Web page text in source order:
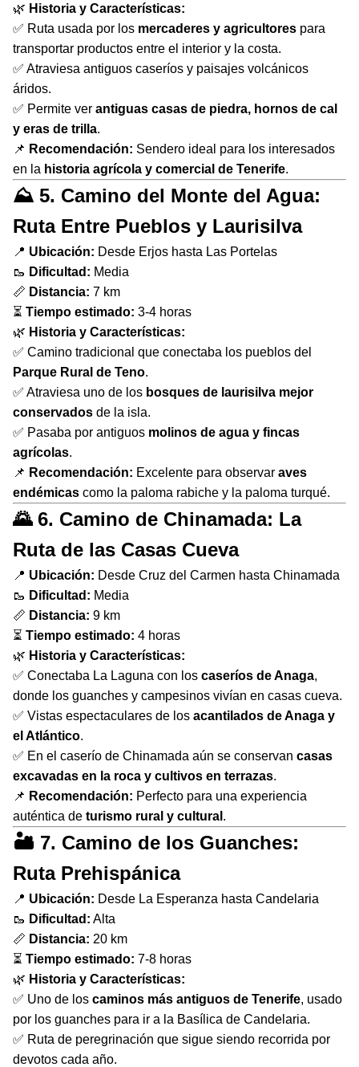
🌿 Historia y Características:
✅ Ruta usada por los mercaderes y agricultores para
transportar productos entre el interior y la costa.
✅ Atraviesa antiguos caseríos y paisajes volcánicos
áridos.
✅ Permite ver antiguas casas de piedra, hornos de cal
y eras de trilla.
📌 Recomendación: Sendero ideal para los interesados
en la historia agrícola y comercial de Tenerife.
⛰ 5. Camino del Monte del Agua:
Ruta Entre Pueblos y Laurisilva
📍 Ubicación: Desde Erjos hasta Las Portelas
🥾 Dificultad: Media
📏 Distancia: 7 km
⏳ Tiempo estimado: 3-4 horas
🌿 Historia y Características:
✅ Camino tradicional que conectaba los pueblos del
Parque Rural de Teno.
✅ Atraviesa uno de los bosques de laurisilva mejor
conservados de la isla.
✅ Pasaba por antiguos molinos de agua y fincas
agrícolas.
📌 Recomendación: Excelente para observar aves
endémicas como la paloma rabiche y la paloma turqué.
🌄 6. Camino de Chinamada: La
Ruta de las Casas Cueva
📍 Ubicación: Desde Cruz del Carmen hasta Chinamada
🥾 Dificultad: Media
📏 Distancia: 9 km
⏳ Tiempo estimado: 4 horas
🌿 Historia y Características:
✅ Conectaba La Laguna con los caseríos de Anaga,
donde los guanches y campesinos vivían en casas cueva.
✅ Vistas espectaculares de los acantilados de Anaga y
el Atlántico.
✅ En el caserío de Chinamada aún se conservan casas
excavadas en la roca y cultivos en terrazas.
📌 Recomendación: Perfecto para una experiencia
auténtica de turismo rural y cultural .
🏜 7. Camino de los Guanches:
Ruta Prehispánica
📍 Ubicación: Desde La Esperanza hasta Candelaria
🥾 Dificultad: Alta
📏 Distancia: 20 km
⏳ Tiempo estimado: 7-8 horas
🌿 Historia y Características:
✅ Uno de los caminos más antiguos de Tenerife, usado
por los guanches para ir a la Basílica de Candelaria.
✅ Ruta de peregrinación que sigue siendo recorrida por
devotos cada año.